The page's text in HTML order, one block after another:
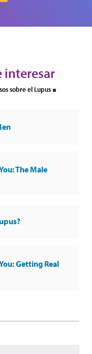
interesar
sobre el Lupus
The Male
Getting Real